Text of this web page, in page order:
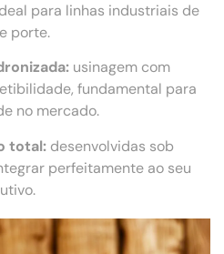
para linhas industriais de
porte.
usinagem com
fundamental para
no mercado.
total: desenvolvidas sob
perfeitamente ao seu